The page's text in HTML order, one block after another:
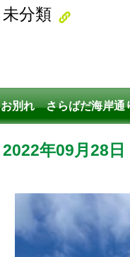
未分類
お別れ さらばだ海岸通
2022年09月28日